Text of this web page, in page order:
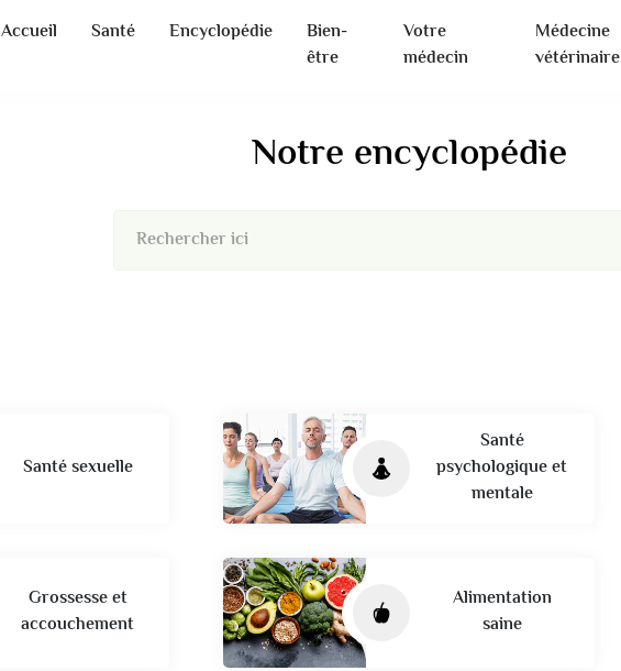
Accueil Santé Encyclopédie
Bien-
être
Votre
médecin
Médecine
vétérinaire
Notre encyclopédie
Rechercher ici
Santé sexuelle
Santé
psychologique et
mentale
Grossesse et
accouchement
Alimentation
saine